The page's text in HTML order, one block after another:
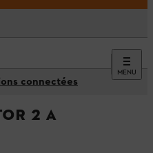
MENU
connectées
2 A